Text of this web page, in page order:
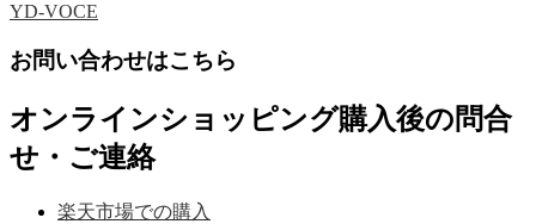
YD-VOCE
お問い合わせはこちら
オンラインショッピング購入後の問合
せ・ご連絡
楽天市場での購入